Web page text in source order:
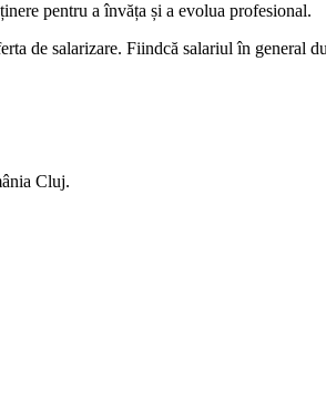
pentru a învăța și a evolua profesional.
de salarizare. Fiindcă salariul în general
Cluj.